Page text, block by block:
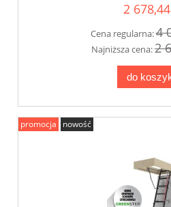
2 678,44
Cena regularna:4
Najniższa cena:2
do
promocja nowość